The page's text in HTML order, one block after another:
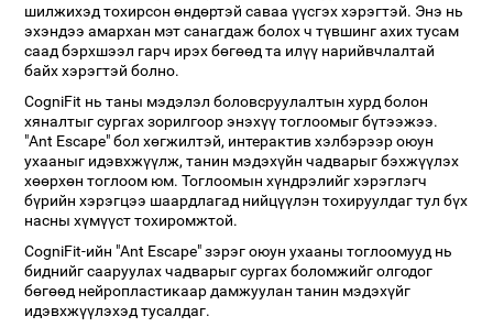
шилжихэд тохирсон өндөртэй саваа үүсгэх хэрэгтэй. Энэ нь
эхэндээ амархан мэт санагдаж болох ч түвшинг ахих тусам
саад бэрхшээл гарч ирэх бөгөөд та илүү нарийвчлалтай
байх хэрэгтэй болно.
CogniFit нь таны мэдэлэл боловсруулалтын хурд болон
хяналтыг сургах зорилгоор энэхүү тоглоомыг бүтээжээ.
"Ant Escape" бол хөгжилтэй, интерактив хэлбэрээр оюун
ухааныг идэвхжүүлж, танин мэдэхүйн чадварыг бэхжүүлэх
хөөрхөн тоглоом юм. Тоглоомын хүндрэлийг хэрэглэгч
бүрийн хэрэгцээ шаардлагад нийцүүлэн тохируулдаг тул бүх
насны хүмүүст тохиромжтой.
CogniFit-ийн "Ant Escape" зэрэг оюун ухааны тоглоомууд нь
биднийг сааруулах чадварыг сургах боломжийг олгодог
бөгөөд нейропластикаар дамжуулан танин мэдэхүйг
идэвхжүүлэхэд тусалдаг.